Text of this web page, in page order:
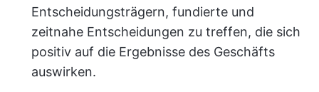
Entscheidungsträgern, fundierte und
zeitnahe Entscheidungen zu treffen, die sich
positiv auf die Ergebnisse des Geschäfts
auswirken.